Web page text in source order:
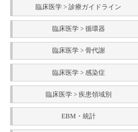
臨床医学 > 診療ガイドライン
臨床医学 > 循環器
臨床医学 > 骨代謝
臨床医学 > 感染症
臨床医学 > 疾患領域別
EBM・統計